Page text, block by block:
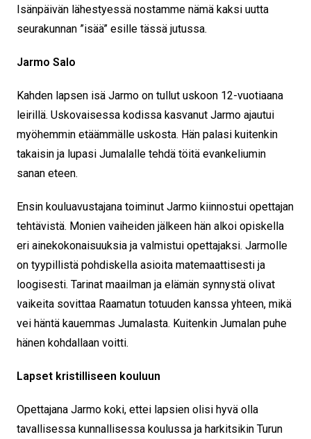
Isänpäivän lähestyessä nostamme nämä kaksi uutta
seurakunnan ”isää” esille tässä jutussa.
Jarmo Salo
Kahden lapsen isä Jarmo on tullut uskoon 12-vuotiaana
leirillä. Uskovaisessa kodissa kasvanut Jarmo ajautui
myöhemmin etäämmälle uskosta. Hän palasi kuitenkin
takaisin ja lupasi Jumalalle tehdä töitä evankeliumin
sanan eteen.
Ensin kouluavustajana toiminut Jarmo kiinnostui opettajan
tehtävistä. Monien vaiheiden jälkeen hän alkoi opiskella
eri ainekokonaisuuksia ja valmistui opettajaksi. Jarmolle
on tyypillistä pohdiskella asioita matemaattisesti ja
loogisesti. Tarinat maailman ja elämän synnystä olivat
vaikeita sovittaa Raamatun totuuden kanssa yhteen, mikä
vei häntä kauemmas Jumalasta. Kuitenkin Jumalan puhe
hänen kohdallaan voitti.
Lapset kristilliseen kouluun
Opettajana Jarmo koki, ettei lapsien olisi hyvä olla
tavallisessa kunnallisessa koulussa ja harkitsikin Turun